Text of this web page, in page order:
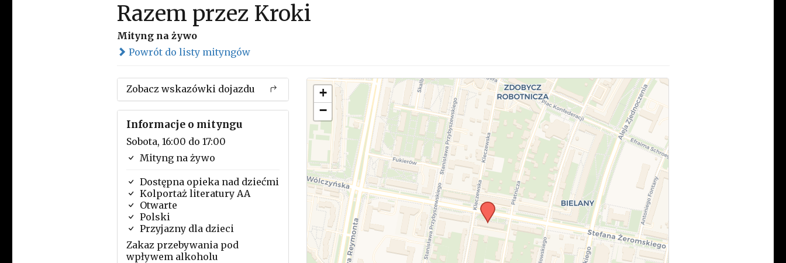
Razem przez Kroki
Mityng na żywo
Powrót do listy mityngów
Zobacz wskazówki dojazdu
Informacje o mityngu
Sobota, 16:00 do 17:00
Mityng na żywo
Dostępna opieka nad dziećmi
Kolportaż literatury AA
Otwarte
Polski
Przyjazny dla dzieci
Zakaz przebywania pod
wpływem alkoholu
+
−